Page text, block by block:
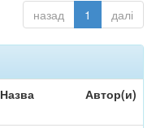
назад 1 далі
Назва Автор(и)